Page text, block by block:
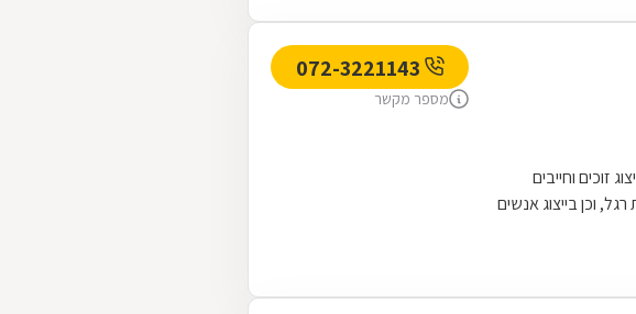
זוכים וחייבים
וכן בייצוג אנשים
מספר מקשר